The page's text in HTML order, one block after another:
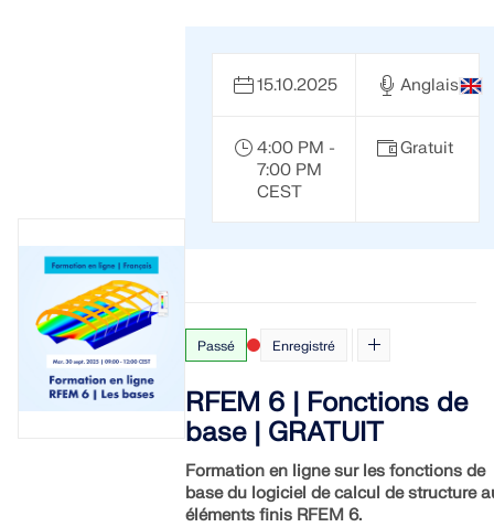
15.10.2025 Anglais
4:00 PM -
7:00 PM
CEST
Gratuit
Passé Enregistré
RFEM 6 | Fonctions de
base | GRATUIT
Formation en ligne sur les fonctions de
base du logiciel de calcul de structure
éléments finis RFEM 6.